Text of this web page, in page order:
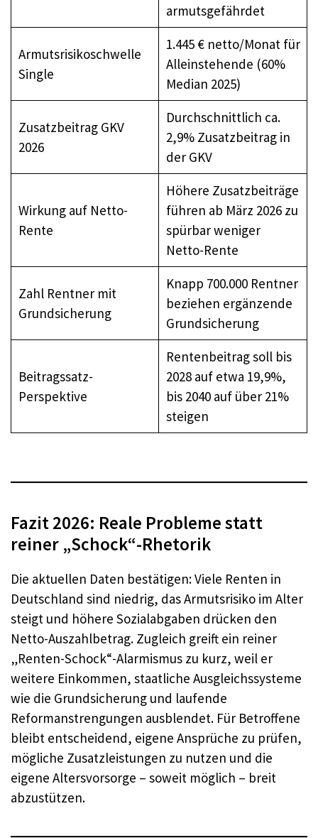
armutsgefährdet
Armutsrisikoschwelle
Single
1.445 € netto/Monat für
Alleinstehende (60%
Median 2025)
Zusatzbeitrag GKV
2026
Durchschnittlich ca.
2,9% Zusatzbeitrag in
der GKV
Wirkung auf Netto-
Rente
Höhere Zusatzbeiträge
führen ab März 2026 zu
spürbar weniger
Netto-Rente
Zahl Rentner mit
Grundsicherung
Knapp 700.000 Rentner
beziehen ergänzende
Grundsicherung
Beitragssatz-
Perspektive
Rentenbeitrag soll bis
2028 auf etwa 19,9%,
bis 2040 auf über 21%
steigen
Fazit 2026: Reale Probleme statt
reiner „Schock“-Rhetorik
Die aktuellen Daten bestätigen: Viele Renten in
Deutschland sind niedrig, das Armutsrisiko im Alter
steigt und höhere Sozialabgaben drücken den
Netto-Auszahlbetrag. Zugleich greift ein reiner
„Renten-Schock“-Alarmismus zu kurz, weil er
weitere Einkommen, staatliche Ausgleichssysteme
wie die Grundsicherung und laufende
Reformanstrengungen ausblendet. Für Betroffene
bleibt entscheidend, eigene Ansprüche zu prüfen,
mögliche Zusatzleistungen zu nutzen und die
eigene Altersvorsorge – soweit möglich – breit
abzustützen.